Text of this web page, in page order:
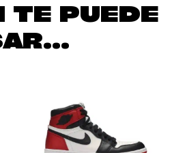
TE PUEDE